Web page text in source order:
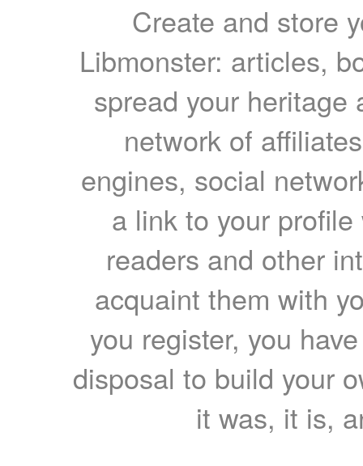
Create and store
Libmonster: articles,
spread your heritage
network of
engines, social
a link to your
readers and other
acquaint them with
you register, you
disposal to build your
it was, it is,